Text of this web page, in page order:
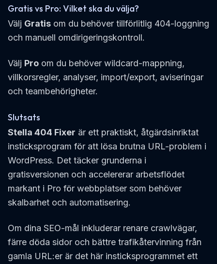
Gratis vs Pro: Vilket ska du välja?
Välj Gratis om du behöver tillförlitlig 404-loggning
och manuell omdirigeringskontroll.
Välj Pro om du behöver wildcard-mappning,
villkorsregler, analyser, import/export, aviseringar
och teambehörigheter.
Slutsats
Stella 404 Fixer är ett praktiskt, åtgärdsinriktat
insticksprogram för att lösa brutna URL-problem i
WordPress. Det täcker grunderna i
gratisversionen och accelererar arbetsflödet
markant i Pro för webbplatser som behöver
skalbarhet och automatisering.
Om dina SEO-mål inkluderar renare crawlvägar,
färre döda sidor och bättre trafikåtervinning från
gamla URL:er är det här insticksprogrammet ett